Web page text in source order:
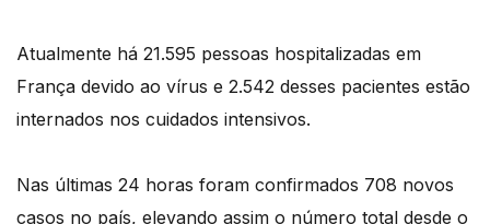
Atualmente há 21.595 pessoas hospitalizadas em
França devido ao vírus e 2.542 desses pacientes estão
internados nos cuidados intensivos.
Nas últimas 24 horas foram confirmados 708 novos
casos no país, elevando assim o número total desde o